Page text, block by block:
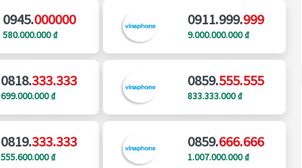
0945.000000
580.000.000 ₫
0911.999.999
9.000.000.000 ₫
0818.333.333
699.000.000 ₫
0859.555.555
833.333.000 ₫
0819.333.333
555.600.000 ₫
0859.666.666
1.007.000.000 ₫